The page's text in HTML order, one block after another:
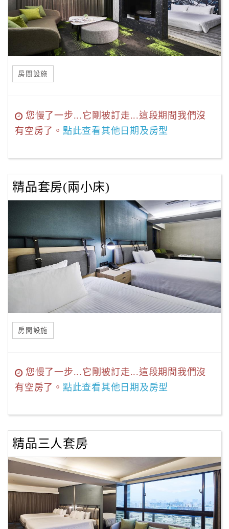
房間設施
您慢了一步...它剛被訂走...這段期間我們沒
有空房了。 點此查看其他日期及房型
精品套房(兩小床)
房間設施
您慢了一步...它剛被訂走...這段期間我們沒
有空房了。 點此查看其他日期及房型
精品三人套房